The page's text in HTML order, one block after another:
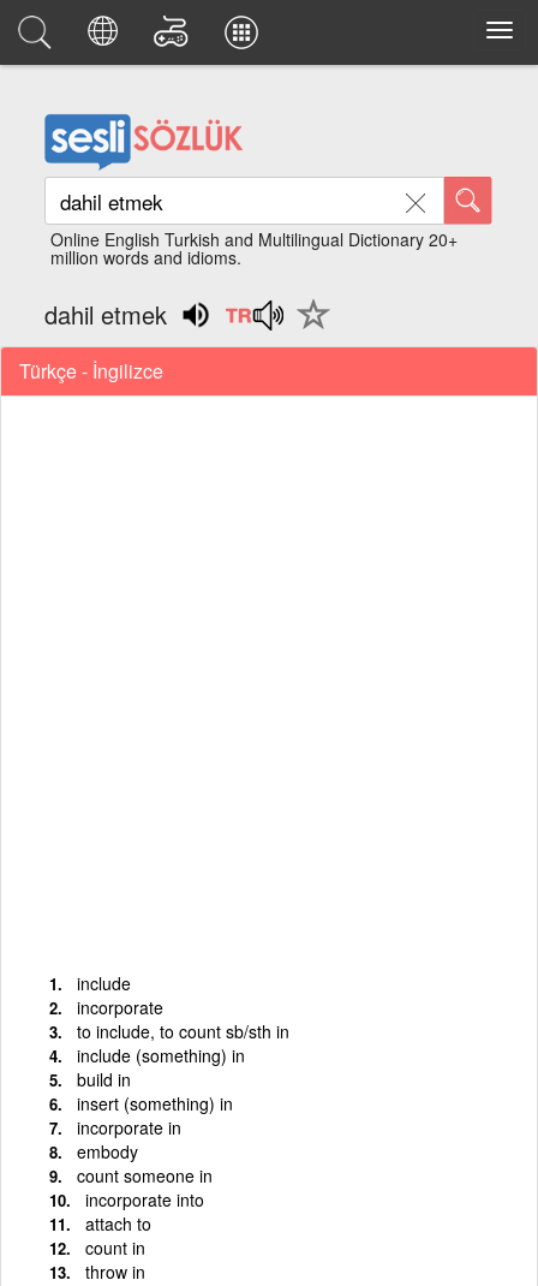
Online English Turkish and Multilingual Dictionary 20+
million words and idioms.
dahil etmek
Türkçe - İngilizce
include
incorporate
to include, to count sb/sth in
include (something) in
build in
insert (something) in
incorporate in
embody
count someone in
incorporate into
attach to
count in
throw in